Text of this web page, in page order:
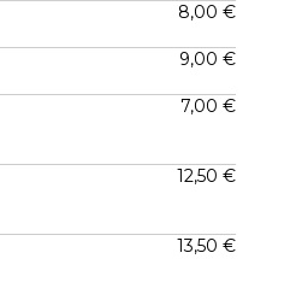
8,00 €
9,00 €
7,00 €
12,50 €
13,50 €